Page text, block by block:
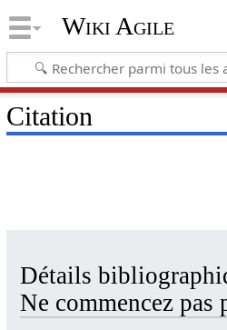
Wiki Agile
Citation
Détails
Ne commencez pas